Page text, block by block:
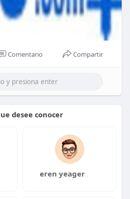
Comentario Compartir
desee conocer
eren yeager